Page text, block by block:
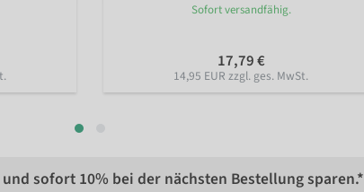
Sofort versandfähig.
17,79 €
14,95 EUR zzgl. ges. MwSt.
sofort10% bei der nächsten Bestellung sparen.*